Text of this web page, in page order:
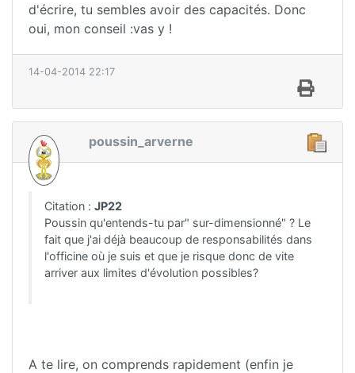
d'écrire, tu sembles avoir des capacités. Donc
oui, mon conseil :vas y !
14-04-2014 22:17
poussin_arverne
Citation : JP22
Poussin qu'entends-tu par" sur-dimensionné" ? Le
fait que j'ai déjà beaucoup de responsabilités dans
l'officine où je suis et que je risque donc de vite
arriver aux limites d'évolution possibles?
A te lire, on comprends rapidement (enfin je